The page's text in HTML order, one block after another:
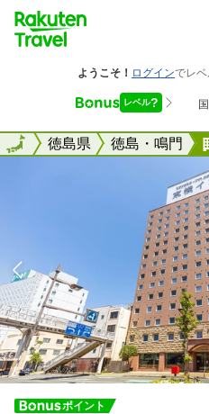
全国徳島県 徳島・鳴門
全国